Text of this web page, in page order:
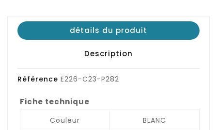
détails du produit
Description
Référence E226-C23-P282
Fiche technique
Couleur BLANC